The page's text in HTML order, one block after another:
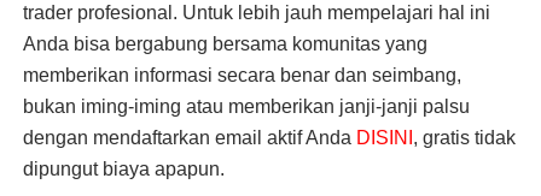
trader profesional. Untuk lebih jauh mempelajari hal ini
Anda bisa bergabung bersama komunitas yang
memberikan informasi secara benar dan seimbang,
bukan iming-iming atau memberikan janji-janji palsu
dengan mendaftarkan email aktif Anda DISINI , gratis tidak
dipungut biaya apapun.